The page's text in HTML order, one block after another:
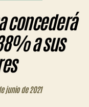
concederá
a sus
junio de 2021